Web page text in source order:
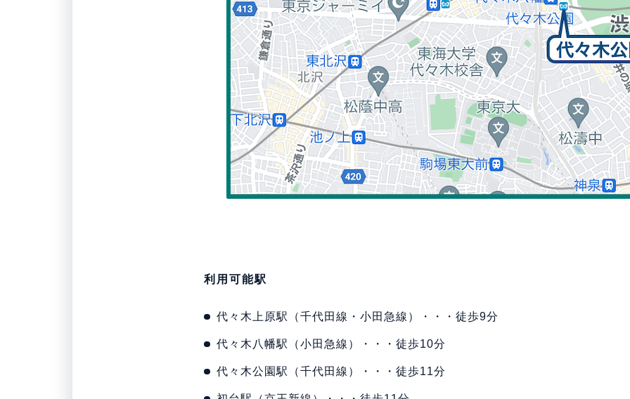
利用可能駅
代々木上原駅（千代田線・小田急線）・・・徒歩9分
代々木八幡駅（小田急線）・・・徒歩10分
代々木公園駅（千代田線）・・・徒歩11分